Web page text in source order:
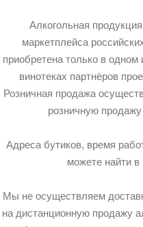
Алкогольная
маркетплейса
приобретена только в
винотеках партнёров
Розничная продажа
розничную
Адреса бутиков, время
можете найти в
Мы не осуществляем
на дистанционную продажу